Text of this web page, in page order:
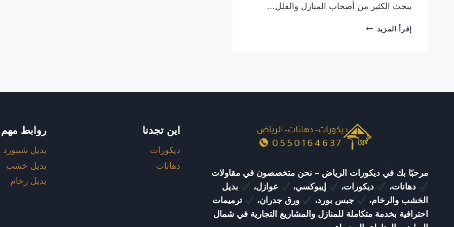
يبحث الكثير من أصحاب المنازل والفلل…
إقرأ المزيد معلم
الخشب
للمنازل
والفلل
مرحبًا بك في ديكورات الرياض – نحن متخصصون في مقاولات
دهانات،
ديكورات، إيبوكسي، عوازل،
بديل
الخشب والرخام،
جبس بورد، ورق جدران،
ترميمات
احترافية بخدمة متكاملة للمنازل والمشاريع التجارية في شمال
اين تجدنا
ديكورات
دهانات
روابط مهم
بديل شيبورد
بديل خشب
بديل رخام